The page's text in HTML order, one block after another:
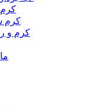
کرم
کرم
کرم و